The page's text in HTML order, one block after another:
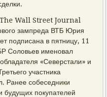
Wall Street Journal
зампреда ВТБ Юрия
подписана в пятницу, 11
Соловьев именовал
«Северстали» и
участника
Ранее собеседники
будущих покупателей